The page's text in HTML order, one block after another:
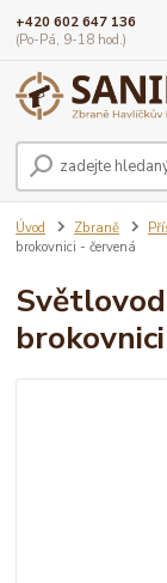
+420 602 647 136
(Po-Pá, 9-18 hod.)
Úvod Zbraně
brokovnici - červená